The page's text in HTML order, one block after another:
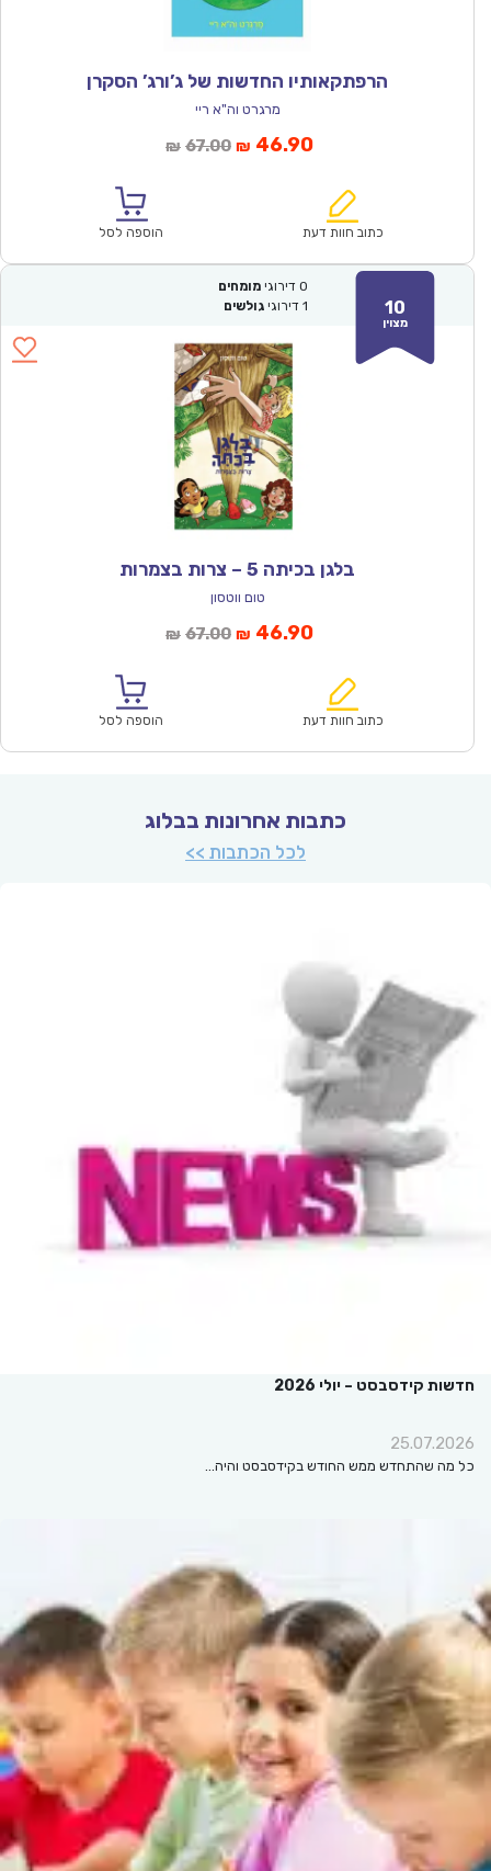
הרפתקאותיו החדשות של ג’ורג’ הסקרן
מרגרט וה"א ריי
₪ 67.00המחיר
₪67.00.
₪ 46.90המחיר
הוא:
כתוב חוות דעת הוספה לסל
10
מצוין
0 דירוגי מומחים
1 דירוגי גולשים
בלגן בכיתה 5 – צרות בצמרות
טום ווטסון
₪ 67.00המחיר
₪67.00.
₪ 46.90המחיר
הוא:
כתוב חוות דעת הוספה לסל
כתבות אחרונות בבלוג
לכל הכתבות >>
חדשות קידסבסט – יולי 2026
25.07.2026
כל מה שהתחדש ממש החודש בקידסבסט והיה…